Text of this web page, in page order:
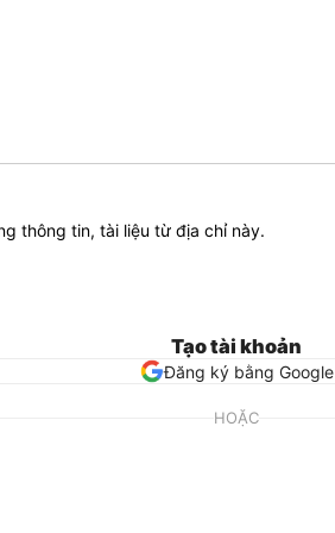
thông tin, tài liệu từ địa chỉ này.
Tạo tài khoản
Đăng ký bằng Google
HOẶC